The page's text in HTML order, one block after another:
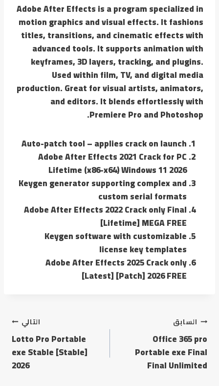
Adobe After Effects is a program specialized in
motion graphics and visual effects. It fashions
titles, transitions, and cinematic effects with
advanced tools. It supports animation with
keyframes, 3D layers, tracking, and plugins.
Used within film, TV, and digital media
production. Great for visual artists, animators,
and editors. It blends effortlessly with
Premiere Pro and Photoshop.
Auto-patch tool – applies crack on launch
Adobe After Effects 2021 Crack for PC
Lifetime (x86-x64) Windows 11 2026
Keygen generator supporting complex and
custom serial formats
Adobe After Effects 2022 Crack only Final
[Lifetime] MEGA FREE
Keygen software with customizable
license key templates
Adobe After Effects 2025 Crack only
[Latest] [Patch] 2026 FREE
السابق
Office 365 pro
Portable exe Final
Final Unlimited
التالي
Lotto Pro Portable
exe Stable [Stable]
2026